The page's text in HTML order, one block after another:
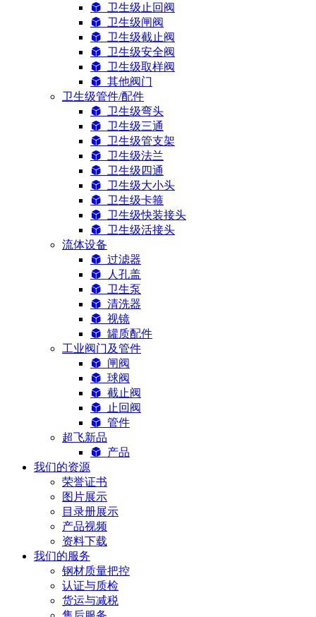
卫生级止回阀
卫生级闸阀
卫生级截止阀
卫生级安全阀
卫生级取样阀
其他阀门
卫生级管件/配件
卫生级弯头
卫生级三通
卫生级管支架
卫生级法兰
卫生级四通
卫生级大小头
卫生级卡箍
卫生级快装接头
卫生级活接头
流体设备
过滤器
人孔盖
卫生泵
清洗器
视镜
罐质配件
工业阀门及管件
闸阀
球阀
截止阀
止回阀
管件
超飞新品
产品
我们的资源
荣誉证书
图片展示
目录册展示
产品视频
资料下载
我们的服务
钢材质量把控
认证与质检
货运与减税